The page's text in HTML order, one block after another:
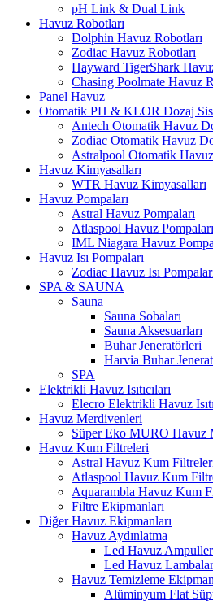
pH Link & Dual Link
Havuz Robotları
Dolphin Havuz Robotları
Zodiac Havuz Robotları
Hayward TigerShark
Chasing Poolmate Havuz
Panel Havuz
Otomatik PH & KLOR Dozaj
Antech Otomatik Havuz
Zodiac Otomatik Havuz
Astralpool Otomatik
Havuz Kimyasalları
WTR Havuz Kimyasalları
Havuz Pompaları
Astral Havuz Pompaları
Atlaspool Havuz Pompaları
IML Niagara Havuz
Havuz Isı Pompaları
Zodiac Havuz Isı
SPA & SAUNA
Sauna
Sauna Sobaları
Sauna Aksesuarları
Buhar Jeneratörleri
Harvia Buhar
SPA
Elektrikli Havuz Isıtıcıları
Elecro Elektrikli Havuz
Havuz Merdivenleri
Süper Eko MURO Havuz
Havuz Kum Filtreleri
Astral Havuz Kum
Atlaspool Havuz Kum
Aquarambla Havuz Kum
Filtre Ekipmanları
Diğer Havuz Ekipmanları
Havuz Aydınlatma
Led Havuz
Led Havuz
Havuz Temizleme
Alüminyum Flat